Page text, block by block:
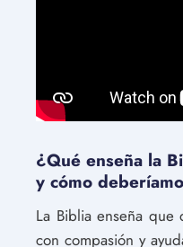
¿Qué enseña la
y cómo
La Biblia enseña
con compasión y